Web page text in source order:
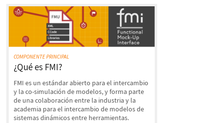
COMPONENTE PRINCIPAL
¿Qué es FMI?
FMI es un estándar abierto para el intercambio
y la co-simulación de modelos, y forma parte
de una colaboración entre la industria y la
academia para el intercambio de modelos de
sistemas dinámicos entre herramientas.